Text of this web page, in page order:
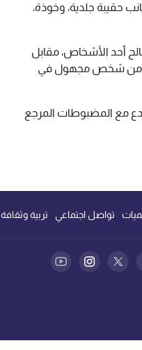
حقيبة جلدية، وخوذة،
أحد الأشخاص، مقابل
المخدرة من شخص مجهول في
مع المضبوطات المرجع
تواصل اجتماعي تربية وثقافة